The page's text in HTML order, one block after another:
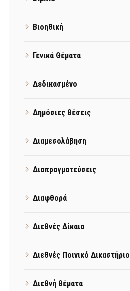
Βιοηθική
Γενικά Θέματα
Δεδικασμένο
Δημόσιες θέσεις
Διαμεσολάβηση
Διαπραγματεύσεις
Διαφθορά
Διεθνές Δίκαιο
Διεθνές Ποινικό Δικαστήριο
Διεθνή θέματα